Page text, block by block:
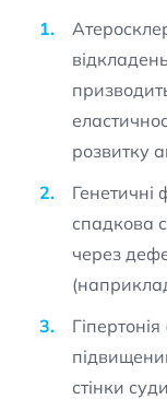
розвитку
спадкова
через
стінки